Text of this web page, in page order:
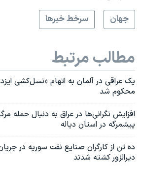
جهان
سرخط خبرها
مطالب مرتبط
یک عراقی در آلمان به اتهام «نسل‌کشی
محکوم شد
افزایش نگرانی‌ها در عراق به دنبال حملە
پیشمرگه در استان دیاله
ده تن از کارگران صنایع نفت سوریه در
دیرالزور کشته شدند